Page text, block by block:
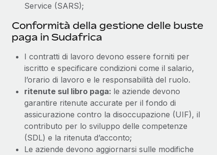
Service (SARS);
Conformità della gestione delle buste
paga in Sudafrica
I contratti di lavoro devono essere forniti per
iscritto e specificare condizioni come il salario,
l’orario di lavoro e le responsabilità del ruolo.
ritenute sul libro paga: le aziende devono
garantire ritenute accurate per il fondo di
assicurazione contro la disoccupazione (UIF), il
contributo per lo sviluppo delle competenze
(SDL) e la ritenuta d’acconto;
Le aziende devono aggiornarsi sulle modifiche